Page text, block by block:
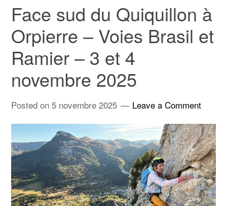
Face sud du Quiquillon à
Orpierre – Voies Brasil et
Ramier – 3 et 4
novembre 2025
Posted on 5 novembre 2025 Leave a Comment